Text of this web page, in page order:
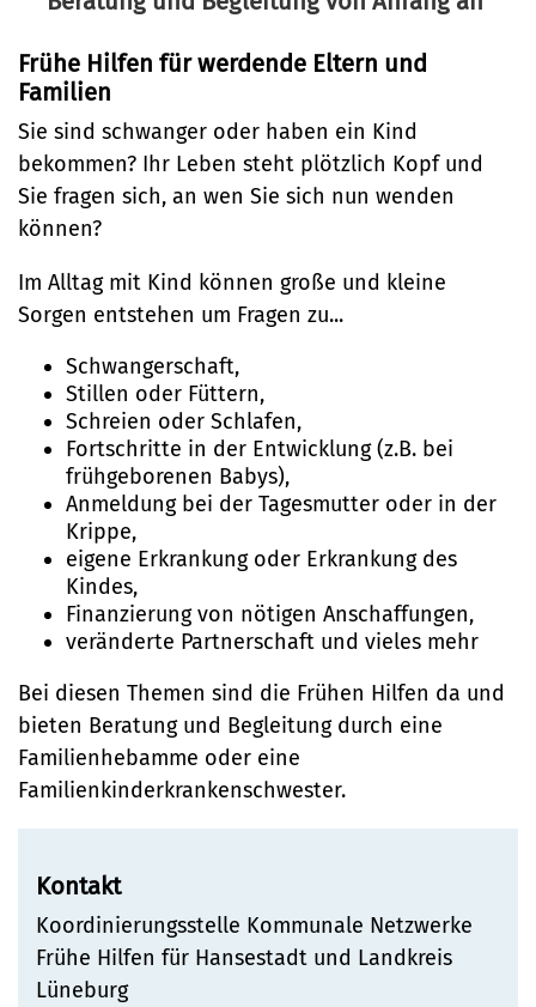
Nachhaltigkeit
Brückenbau
Denkmalschutz
Mobilität
Sanierungsgebiete
Wohnen
Kulturreferat
Sport
Stadtarchiv
Tourismus
Veranstaltungskalender
(Metropolregion HH)
Bildung
Bildung
Soziales
Familie und Betreuung
Stadtteilarbeit
Bürger:innenbeteiligung
Ehrenamt
Sicherheit und Ordnung
Ordnungsamt
Schiedsamt
Ortsrecht
Straßenreinigung und
Winterdienst
Telefon:
04131 - 309-0
E-Mail:
stadt@stadt.lueneburg.de
21335 Lüneburg
Frühe Hilfen für werdende Eltern und
Familien
Sie sind schwanger oder haben ein Kind
bekommen? Ihr Leben steht plötzlich Kopf und
Sie fragen sich, an wen Sie sich nun wenden
können?
Im Alltag mit Kind können große und kleine
Sorgen entstehen um Fragen zu...
Schwangerschaft,
Stillen oder Füttern,
Schreien oder Schlafen,
Fortschritte in der Entwicklung (z.B. bei
frühgeborenen Babys),
Anmeldung bei der Tagesmutter oder in der
Krippe,
eigene Erkrankung oder Erkrankung des
Kindes,
Finanzierung von nötigen Anschaffungen,
veränderte Partnerschaft und vieles mehr
Bei diesen Themen sind die Frühen Hilfen da und
bieten Beratung und Begleitung durch eine
Familienhebamme oder eine
Familienkinderkrankenschwester.
Kontakt
Koordinierungsstelle Kommunale Netzwerke
Frühe Hilfen für Hansestadt und Landkreis
Lüneburg